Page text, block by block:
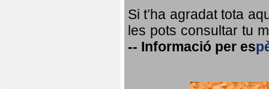
Si t’ha agradat tota
les pots consultar tu
-- Informació per es